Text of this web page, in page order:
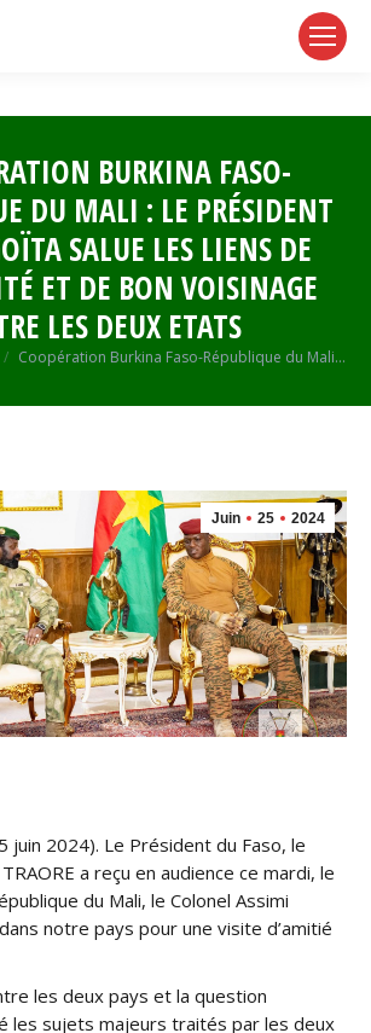
BURKINA FASO-
DU MALI : LE PRÉSIDENT
SALUE LES LIENS DE
ET DE BON VOISINAGE
LES DEUX ETATS
Coopération Burkina Faso-République du Mali…
Juin 25 2024
juin 2024). Le Président du Faso, le
a reçu en audience ce mardi, le
du Mali, le Colonel Assimi
notre pays pour une visite d’amitié
les deux pays et la question
les sujets majeurs traités par les deux